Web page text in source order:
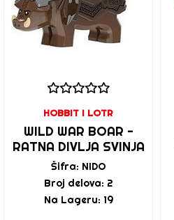
HOBBIT I LOTR
WILD WAR BOAR -
RATNA DIVLJA SVINJA
Šifra: NIDO
Broj delova: 2
Na Lageru: 19